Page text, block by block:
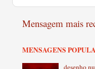
Mensagem mais
MENSAGENS
desenho